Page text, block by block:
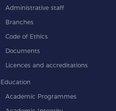
Administrative staff
Branches
Code of Ethics
Documents
Licences and accreditations
Education
Academic Programmes